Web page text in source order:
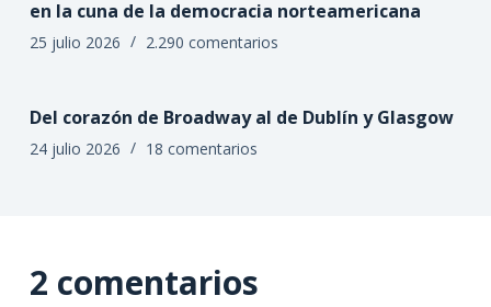
en la cuna de la democracia norteamericana
25 julio 2026 2.290 comentarios
Del corazón de Broadway al de Dublín y Glasgow
24 julio 2026 18 comentarios
2 comentarios